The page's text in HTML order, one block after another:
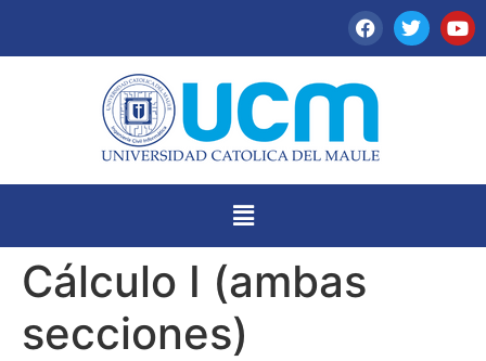
Cálculo I (ambas
secciones)